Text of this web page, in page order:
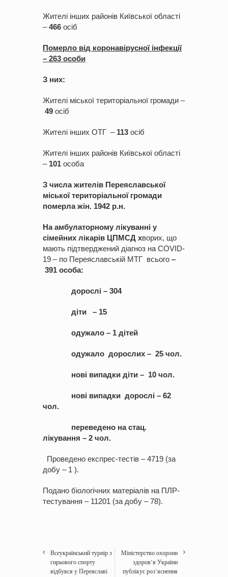
Жителі інших районів Київської області
– 466 оcіб
Померло від коронавірусної інфекції
– 263 особи
З них:
Жителі міської територіальної громади –
49 осіб
Жителі інших ОТГ – 113 осіб
Жителі інших районів Київської області
– 101 особа
З числа жителів Переяславської
міської територіальної громади
померла жін. 1942 р.н.
На амбулаторному лікуванні у
сімейних лікарів ЦПМСД хворих, що
мають підтверджений діагноз на COVID-
19 – по Переяславській МТГ всього –
391 особа:
дорослі – 304
діти – 15
одужало – 1 дітей
одужало дорослих – 25 чол.
нові випадки діти – 10 чол.
нові випадки дорослі – 62
чол.
переведено на стац.
лікування – 2 чол.
Проведено експрес-тестів – 4719 (за
добу – 1 ).
Подано біологічних матеріалів на ПЛР-
тестування – 11201 (за добу – 78).
Всеукраїнський турнір з
гирьового спорту
відбувся у Переяславі
Міністерство охорони
здоров’я України
публікує роз’яснення